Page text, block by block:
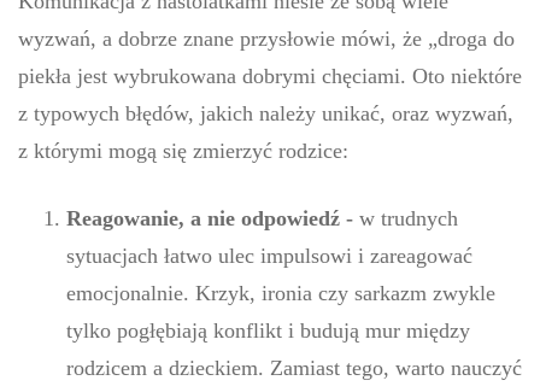
wyzwań, a dobrze znane przysłowie mówi, że „droga do
piekła jest wybrukowana dobrymi chęciami. Oto niektóre
z typowych błędów, jakich należy unikać, oraz wyzwań,
z którymi mogą się zmierzyć rodzice:
Reagowanie, a nie odpowiedź - w trudnych
sytuacjach łatwo ulec impulsowi i zareagować
emocjonalnie. Krzyk, ironia czy sarkazm zwykle
tylko pogłębiają konflikt i budują mur między
rodzicem a dzieckiem. Zamiast tego, warto nauczyć